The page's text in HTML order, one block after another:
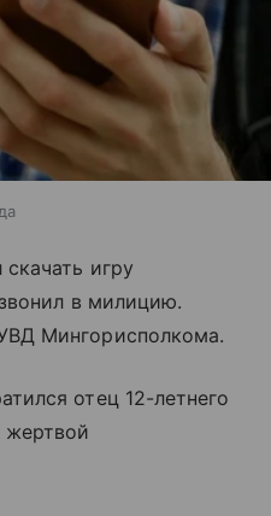
игру
в милицию.
Мингорисполкома.
отец 12-летнего
жертвой